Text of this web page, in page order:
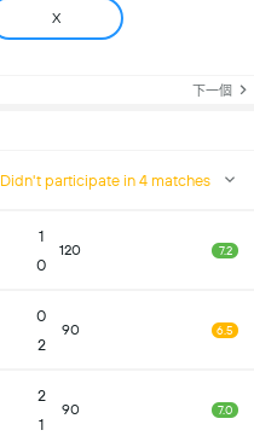
X
下一個
Didn't participate in 4 matches
1
0
120 7.2
0
2
90 6.5
2
1
90 7.0